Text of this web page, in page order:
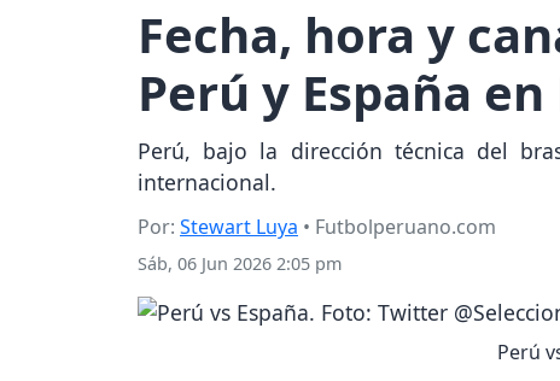
Fecha, hora y
Perú y España
Perú, bajo la dirección técnica del
internacional.
Por: Stewart Luya • Futbolperuano.com
Sáb, 06 Jun 2026 2:05 pm
Perú